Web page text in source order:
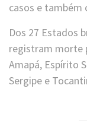
casos e também
Dos 27 Estados
registram morte
Amapá, Espírito
Sergipe e